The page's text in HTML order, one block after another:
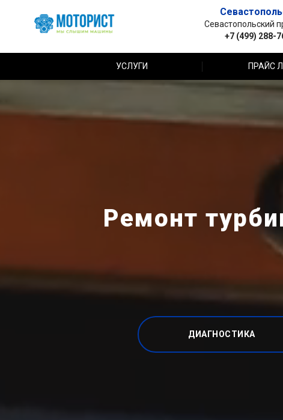
Севастопольский
+7 (499) 288-
УСЛУГИ ПРАЙС
Ремонт
ДИАГНОСТИКА